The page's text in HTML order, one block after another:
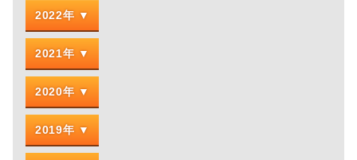
2022年
2021年
2020年
2019年